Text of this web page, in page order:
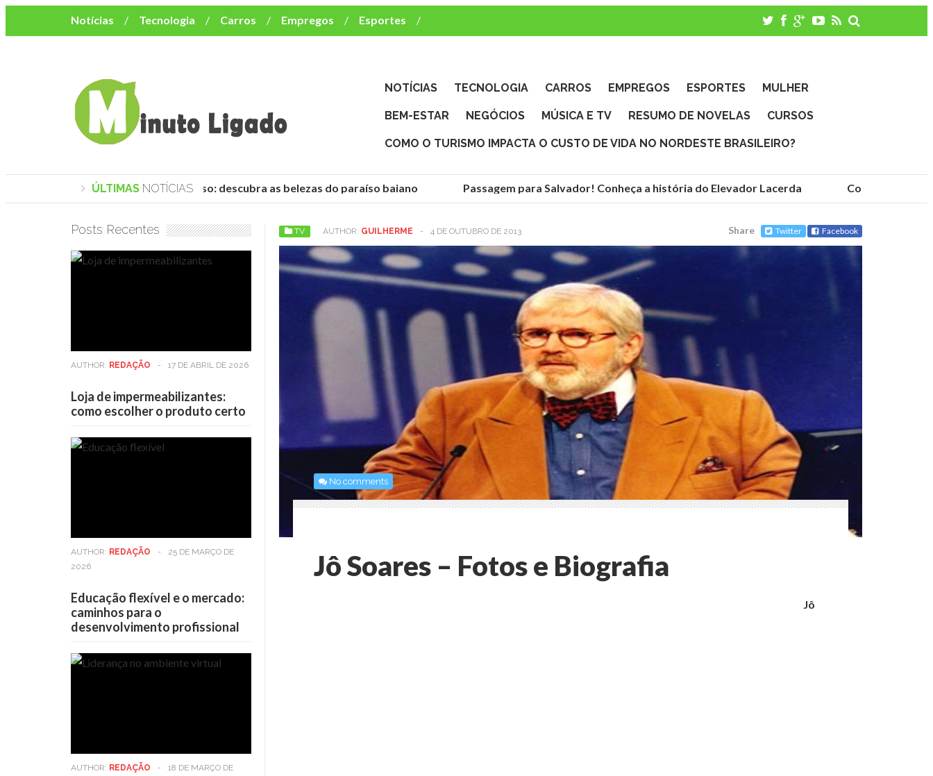
Notícias Tecnologia Carros Empregos
Esportes
Mulher
Bem-Estar Negócios
Música e TV
NOTÍCIAS TECNOLOGIA CARROS EMPREGOS ESPORTES MULHER
BEM-ESTAR NEGÓCIOS MÚSICA E TV RESUMO DE NOVELAS CURSOS
COMO O TURISMO IMPACTA O CUSTO DE VIDA NO NORDESTE BRASILEIRO?
ÚLTIMAS NOTÍCIAS
Praias de Trancoso: descubra as belezas do paraíso baiano Passagem para Salvador! Conheça a história do Elevador Lacerda Conheça as
TV AUTHOR: GUILHERME - 4 DE OUTUBRO DE 2013 Share Twitter Facebook
No comments
Jô Soares – Fotos e Biografia
Jô
Posts Recentes
AUTHOR: REDAÇÃO - 17 DE ABRIL DE 2026
Loja de impermeabilizantes:
como escolher o produto certo
AUTHOR: REDAÇÃO -
25 DE MARÇO DE
2026
Educação flexível e o mercado:
caminhos para o
desenvolvimento profissional
AUTHOR: REDAÇÃO -
18 DE MARÇO DE